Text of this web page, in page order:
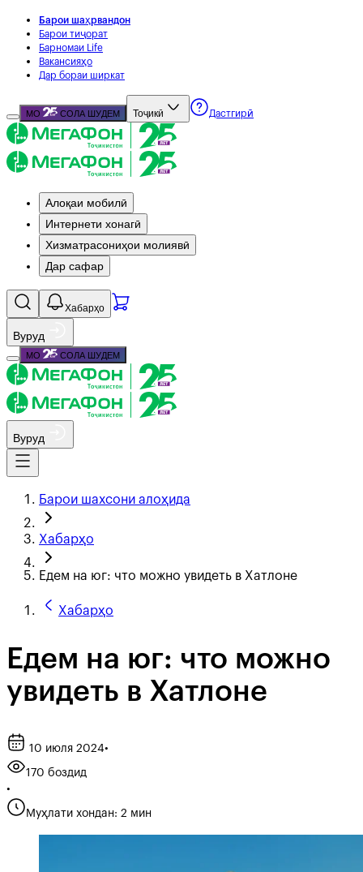
Барои шаҳрвандон
Барои тиҷорат
Барномаи Life
Вакансияҳо
Дар бораи ширкат
МО СОЛА ШУДЕМ Тоҷикӣ Дастгирӣ
Алоқаи мобилӣ
Интернети хонагӣ
Хизматрасониҳои молиявӣ
Дар сафар
Хабарҳо
Вуруд
МО СОЛА ШУДЕМ
Вуруд
Барои шахсони алоҳида
Хабарҳо
Едем на юг: что можно увидеть в Хатлоне
Хабарҳо
Едем на юг: что можно
увидеть в Хатлоне
10 июля 2024•
170 боздид
•
Муҳлати хондан: 2 мин